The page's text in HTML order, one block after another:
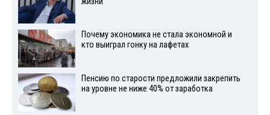
Почему экономика не стала экономной и
кто выиграл гонку на лафетах
Пенсию по старости предложили закрепить
на уровне не ниже 40% от заработка